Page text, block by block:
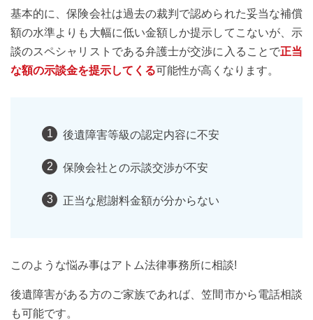
基本的に、保険会社は過去の裁判で認められた妥当な補償
額の水準よりも大幅に低い金額しか提示してこないが、示
談のスペシャリストである弁護士が交渉に入ることで正当
な額の示談金を提示してくる可能性が高くなります。
後遺障害等級の認定内容に不安
保険会社との示談交渉が不安
正当な慰謝料金額が分からない
このような悩み事はアトム法律事務所に相談!
後遺障害がある方のご家族であれば、笠間市から電話相談
も可能です。